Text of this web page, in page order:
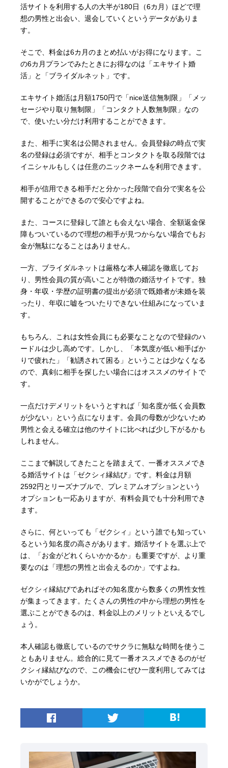
活サイトを利用する人の大半が180日（6カ月）ほどで理
想の男性と出会い、退会していくというデータがありま
す。
そこで、料金は6カ月のまとめ払いがお得になります。こ
の6カ月プランでみたときにお得なのは「エキサイト婚
活」と「ブライダルネット」です。
エキサイト婚活は月額1750円で「nice送信無制限」「メッ
セージやり取り無制限」「コンタクト人数無制限」なの
で、使いたい分だけ利用することができます。
また、相手に実名は公開されません。会員登録の時点で実
名の登録は必須ですが、相手とコンタクトを取る段階では
イニシャルもしくは任意のニックネームを利用できます。
相手が信用できる相手だと分かった段階で自分で実名を公
開することができるので安心ですよね。
また、コースに登録して誰とも会えない場合、全額返金保
障もついているので理想の相手が見つからない場合でもお
金が無駄になることはありません。
一方、ブライダルネットは厳格な本人確認を徹底してお
り、男性会員の質が高いことが特徴の婚活サイトです。独
身・年収・学歴の証明書の提出が必須で既婚者が未婚を装
ったり、年収に嘘をついたりできない仕組みになっていま
す。
もちろん、これは女性会員にも必要なことなので登録のハ
ードルは少し高めです。しかし、「本気度が低い相手ばか
りで疲れた」「勧誘されて困る」ということは少なくなる
ので、真剣に相手を探したい場合にはオススメのサイトで
す。
一点だけデメリットをいうとすれば「知名度が低く会員数
が少ない」という点になります。会員の母数が少ないため
男性と会える確立は他のサイトに比べれば少し下がるかも
しれません。
ここまで解説してきたことを踏まえて、一番オススメでき
る婚活サイトは「ゼクシィ縁結び」です。料金は月額
2592円とリーズナブルで、プレミアムオプションという
オプションも一応ありますが、有料会員でも十分利用でき
ます。
さらに、何といっても「ゼクシィ」という誰でも知ってい
るという知名度の高さがあります。婚活サイトを選ぶ上で
は、「お金がどれくらいかかるか」も重要ですが、より重
要なのは「理想の男性と出会えるのか」ですよね。
ゼクシィ縁結びであればその知名度から数多くの男性女性
が集まってきます。たくさんの男性の中から理想の男性を
選ぶことができるのは、料金以上のメリットといえるでし
ょう。
本人確認も徹底しているのでサクラに無駄な時間を使うこ
ともありません。総合的に見て一番オススメできるのがゼ
クシィ縁結びなので、この機会にぜひ一度利用してみては
いかがでしょうか。